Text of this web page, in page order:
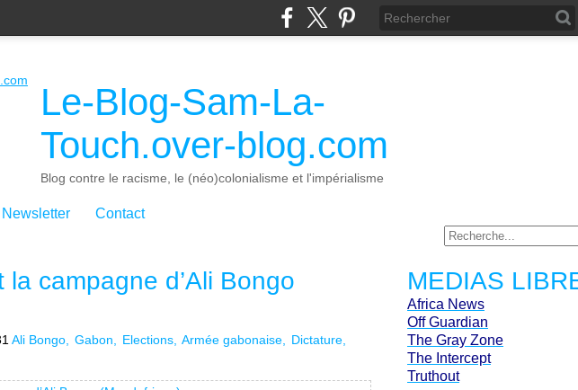
Le-Blog-Sam-La-
Touch.over-blog.com
Blog contre le racisme, le (néo)colonialisme et l'impérialisme
Newsletter Contact
la campagne d’Ali Bongo
Ali Bongo Gabon Elections Armée gabonaise
Dictature
MEDIAS
Africa News
Off Guardian
The Gray Zone
The Intercept
Truthout